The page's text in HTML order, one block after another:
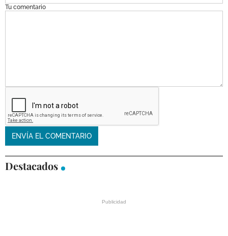
Tu comentario
Destacados